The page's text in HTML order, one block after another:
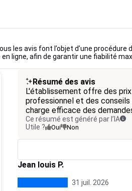
les avis font l’objet d’une procédure
ligne, afin de garantir une fiabilité
Résumé des avis
L'établissement offre des
professionnel et des
charge efficace des
Ce résumé est généré par l’IA
Utile ?
Oui Non
Jean louis P.
31 juil. 2026